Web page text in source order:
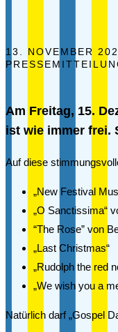
13. NOVEMBER
Am Freitag, 15.
ist wie immer frei.
Auf diese
„New Festival
„O Sanctissima“
“The Rose” von
„Last Christmas“
„Rudolph the red
„We wish you a
Natürlich darf „Gospel